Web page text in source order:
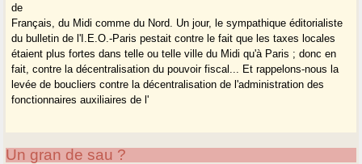
de
Français, du Midi comme du Nord. Un jour, le sympathique éditorialiste
du bulletin de l'I.E.O.-Paris pestait contre le fait que les taxes locales
étaient plus fortes dans telle ou telle ville du Midi qu'à Paris ; donc en
fait, contre la décentralisation du pouvoir fiscal... Et rappelons-nous la
levée de boucliers contre la décentralisation de l'administration des
fonctionnaires auxiliaires de l'
Un gran de sau ?